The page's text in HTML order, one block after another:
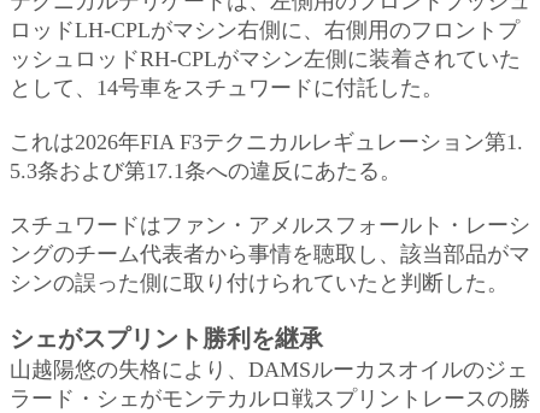
ロッドLH-CPLがマシン右側に、右側用のフロントプ
ッシュロッドRH-CPLがマシン左側に装着されていた
として、14号車をスチュワードに付託した。
これは2026年FIA F3テクニカルレギュレーション第1.
5.3条および第17.1条への違反にあたる。
スチュワードはファン・アメルスフォールト・レーシ
ングのチーム代表者から事情を聴取し、該当部品がマ
シンの誤った側に取り付けられていたと判断した。
シェがスプリント勝利を継承
山越陽悠の失格により、DAMSルーカスオイルのジェ
ラード・シェがモンテカルロ戦スプリントレースの勝